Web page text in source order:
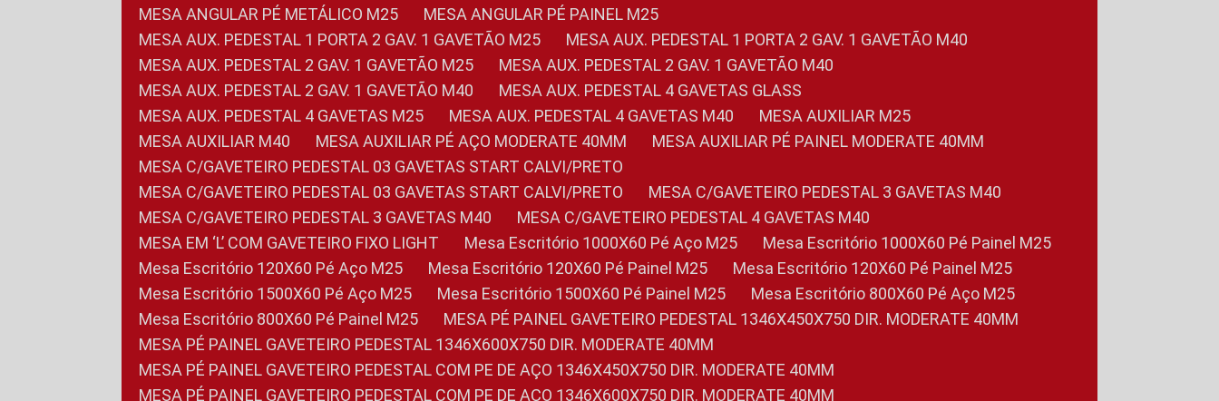
MESA ANGULAR PÉ METÁLICO M25
MESA ANGULAR PÉ PAINEL M25
MESA AUX. PEDESTAL 1 PORTA 2 GAV. 1 GAVETÃO M25
MESA AUX. PEDESTAL 1 PORTA 2 GAV. 1 GAVETÃO M40
MESA AUX. PEDESTAL 2 GAV. 1 GAVETÃO M25
MESA AUX. PEDESTAL 2 GAV. 1 GAVETÃO M40
MESA AUX. PEDESTAL 2 GAV. 1 GAVETÃO M40
MESA AUX. PEDESTAL 4 GAVETAS GLASS
MESA AUX. PEDESTAL 4 GAVETAS M25
MESA AUX. PEDESTAL 4 GAVETAS M40
MESA AUXILIAR M25
MESA AUXILIAR M40
MESA AUXILIAR PÉ AÇO MODERATE 40MM
MESA AUXILIAR PÉ PAINEL MODERATE 40MM
MESA C/GAVETEIRO PEDESTAL 03 GAVETAS START CALVI/PRETO
MESA C/GAVETEIRO PEDESTAL 03 GAVETAS START CALVI/PRETO
MESA C/GAVETEIRO PEDESTAL 3 GAVETAS M40
MESA C/GAVETEIRO PEDESTAL 3 GAVETAS M40
MESA C/GAVETEIRO PEDESTAL 4 GAVETAS M40
MESA EM ‘L’ COM GAVETEIRO FIXO LIGHT
Mesa Escritório 1000X60 Pé Aço M25
Mesa Escritório 1000X60 Pé Painel M25
Mesa Escritório 120X60 Pé Aço M25
Mesa Escritório 120X60 Pé Painel M25
Mesa Escritório 120X60 Pé Painel M25
Mesa Escritório 1500X60 Pé Aço M25
Mesa Escritório 1500X60 Pé Painel M25
Mesa Escritório 800X60 Pé Aço M25
Mesa Escritório 800X60 Pé Painel M25
MESA PÉ PAINEL GAVETEIRO PEDESTAL 1346X450X750 DIR. MODERATE 40MM
MESA PÉ PAINEL GAVETEIRO PEDESTAL 1346X600X750 DIR. MODERATE 40MM
MESA PÉ PAINEL GAVETEIRO PEDESTAL COM PE DE AÇO 1346X450X750 DIR. MODERATE 40MM
MESA PÉ PAINEL GAVETEIRO PEDESTAL COM PE DE AÇO 1346X600X750 DIR. MODERATE 40MM